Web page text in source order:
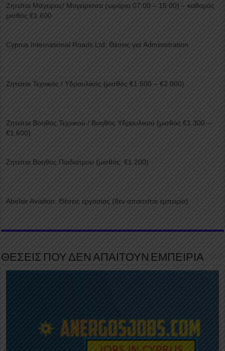
Ζητείται Μάγειρας/ Μαγείρισσα (ωράριο 07:00 – 15:00) – καθαρός
μισθός €1.600
Cyprus International Roads Ltd: Θέσεις για Administration
Ζητείται Τεχνικός / Υδραυλικός (μισθός €1.500 – €2.000)
Ζητείται Βοηθός Τεχνικού / Βοηθός Υδραυλικού (μισθός €1.300 –
€1.600)
Ζητείται Βοηθός Παιδιάτρου (μισθός: €1.200)
Abelair Aviation: Θέσεις εργασίας (δεν απαιτείται εμπειρία)
ΘΕΣΕΙΣ ΠΟΥ ΔΕΝ ΑΠΑΙΤΟΥΝ ΕΜΠΕΙΡΙΑ